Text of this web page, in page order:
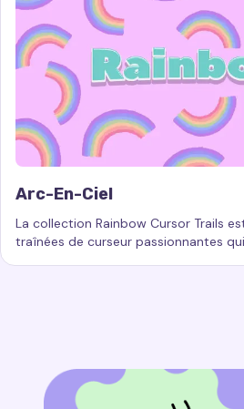
Arc-En-Ciel
La collection Rainbow Cursor Trails
traînées de curseur passionnantes
Arc-en-ciel, traînées